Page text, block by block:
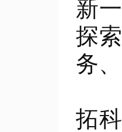
新
探
务
习
拓